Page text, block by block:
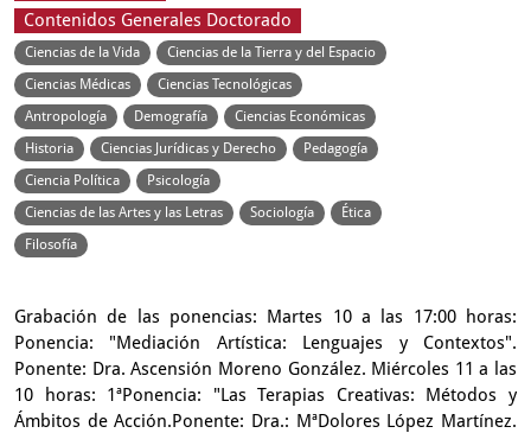
Contenidos Generales Doctorado
Ciencias de la Vida
Ciencias de la Tierra y del Espacio
Ciencias Médicas
Ciencias Tecnológicas
Antropología
Demografía
Ciencias Económicas
Historia
Ciencias Jurídicas y Derecho
Pedagogía
Ciencia Política
Psicología
Ciencias de las Artes y las Letras
Sociología
Ética
Filosofía
Grabación de las ponencias: Martes 10 a las 17:00 horas:
Ponencia: "Mediación Artística: Lenguajes y Contextos".
Ponente: Dra. Ascensión Moreno González. Miércoles 11 a las
10 horas: 1ªPonencia: "Las Terapias Creativas: Métodos y
Ámbitos de Acción.Ponente: Dra.: MªDolores López Martínez.